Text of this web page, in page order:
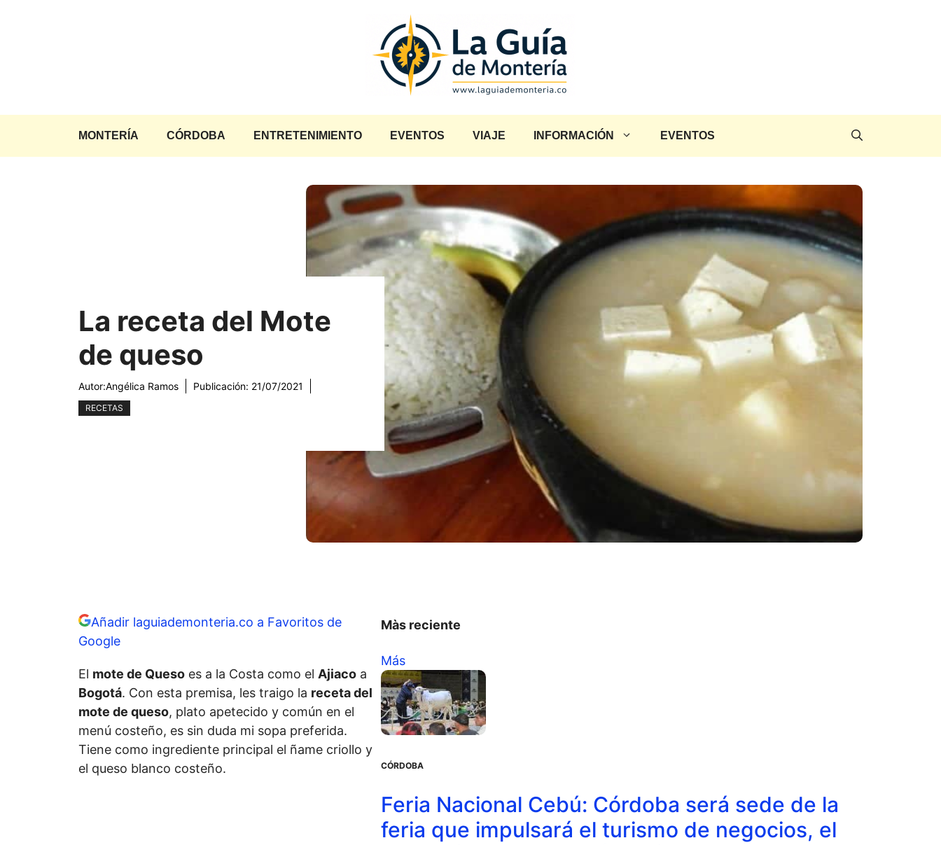
MONTERÍA CÓRDOBA ENTRETENIMIENTO EVENTOS VIAJE INFORMACIÓN EVENTOS
La receta del Mote
de queso
Autor:Angélica Ramos Publicación: 21/07/2021
RECETAS
Añadir laguiademonteria.co a Favoritos de
Google
El mote de Queso es a la Costa como el Ajiaco a
Bogotá. Con esta premisa, les traigo la receta del
mote de queso, plato apetecido y común en el
menú costeño, es sin duda mi sopa preferida.
Tiene como ingrediente principal el ñame criollo y
el queso blanco costeño.
Màs reciente
Más
CÓRDOBA
Feria Nacional Cebú: Córdoba será sede de la
feria que impulsará el turismo de negocios, el